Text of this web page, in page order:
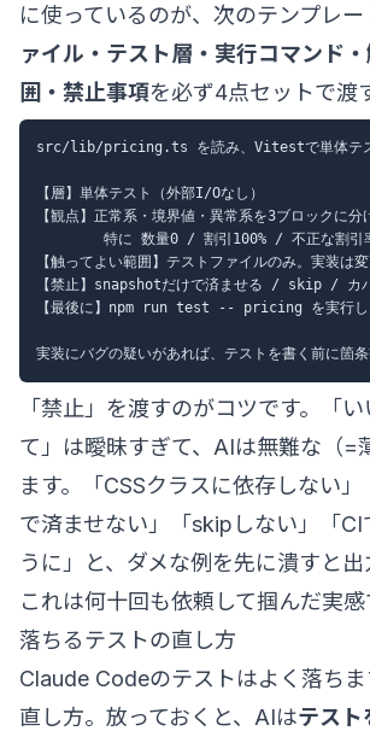
に使っているのが、次のテンプレー
ァイル・テスト層・実行コマンド
囲・禁止事項を必ず4点セットで渡
src/lib/pricing.ts を読み、Vitestで単体テスト
【層】単体テスト（外部I/Oなし）
【観点】正常系・境界値・異常系を3ブロックに分
特に 数量0 / 割引100% / 不正な割引
【触ってよい範囲】テストファイルのみ。実装は
【禁止】snapshotだけで済ませる / skip / カバ
【最後に】npm run test -- pricing を実行し
「禁止」を渡すのがコツです。「
て」は曖昧すぎて、AIは無難な（=
ます。「CSSクラスに依存しない
で済ませない」「skipしない」「CI
うに」と、ダメな例を先に潰すと出
これは何十回も依頼して掴んだ実感
落ちるテストの直し方
Claude Codeのテストはよく落ち
直し方。放っておくと、AIはテスト